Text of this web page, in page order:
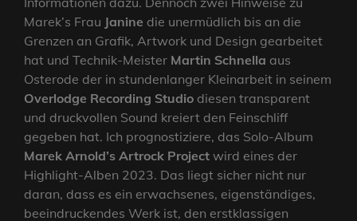
Marek’s Frau Janine die unermüdlich bis an die
Grenzen an Grafik, Artwork und Design gearbeitet
hat und Technik-Meister Martin Schnella aus
Osterode der in stundenlanger Kleinarbeit in seinem
Overlodge Recording Studio diesen transparent
und druckvollen Sound kreiert den Feinschliff
gegeben hat. Ich prognostiziere, das Solo-Album
Marek Arnold’s Artrock Project wird eines der
Highlight-Alben 2023. Das liegt sicher nicht nur
daran, dass es ein erwachsenes, eigenständiges,
beeindruckendes Werk ist, den erstklassigen